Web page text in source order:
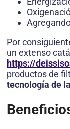
Por
un extenso
https://
productos de
tecnología de